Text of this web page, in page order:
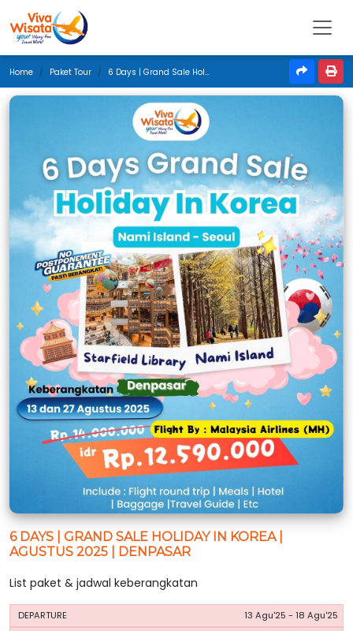
Home Paket Tour 6 Days | Grand Sale Holiday In Korea | Agustus 2025 | Denpasar
6 DAYS | GRAND SALE HOLIDAY IN KOREA |
AGUSTUS 2025 | DENPASAR
List paket & jadwal keberangkatan
PERIODE
HARGA
13 Agu'25 - 18 Agu'25